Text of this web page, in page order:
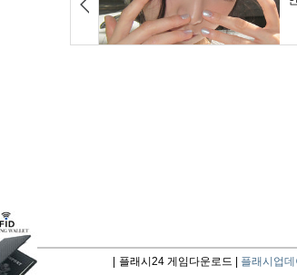
플래시24 게임다운로드 | 플래시업데